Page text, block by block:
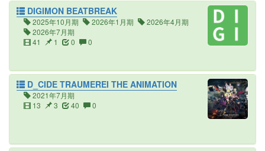
DIGIMON BEATBREAK
2025年10月期 2026年1月期
2026年4月期
2026年7月期
41
1 0 0
D_CIDE TRAUMEREI THE ANIMATION
2021年7月期
13
3 40 0